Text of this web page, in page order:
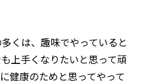
くは、趣味でやっていると
上手くなりたいと思って頑
健康のためと思ってやって